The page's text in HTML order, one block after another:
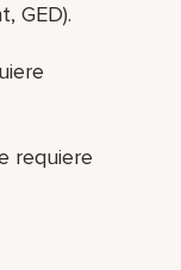
GED).
requiere